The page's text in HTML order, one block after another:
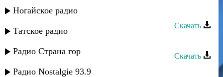
Ногайское радио
Татское радио
Радио Страна гор
Радио Nostalgie 93.9
Марина Мустафаева - Зачем
Скачать
Скачать
Марина Мустафаева - Счастье